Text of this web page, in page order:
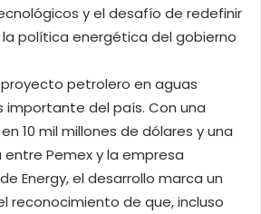
y el desafío de redefinir
política energética del gobierno
petrolero en aguas
importante del país. Con una
10 mil millones de dólares y una
Pemex y la empresa
Energy, el desarrollo marca un
reconocimiento de que, incluso